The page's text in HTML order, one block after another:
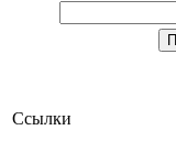
Ссылки